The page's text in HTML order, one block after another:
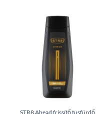
STR8 Ahead frissítő tusfürdő